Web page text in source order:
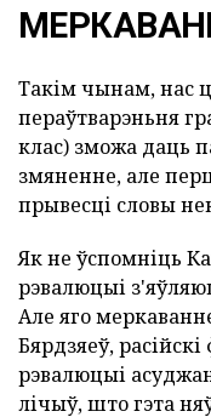
Такім чынам, нас
пераўтварэньня
клас) зможа даць
змяненне, але
прывесці словы
Як не ўспомніць
рэвалюцыі
Але яго
Бярдзяеў,
рэвалюцыі
лічыў, што гэта